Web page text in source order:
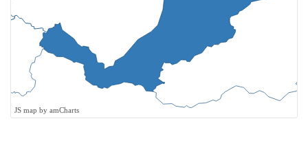
JS map by amCharts